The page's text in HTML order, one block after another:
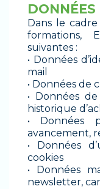
DONNÉES
Dans le
formations,
suivantes :
• Données
mail
• Données de
• Données
historique
• Données
avancement,
• Données
cookies
• Données
newsletter,